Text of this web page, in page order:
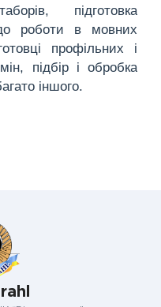
підготовка
до роботи в мовних
профільних і
підбір і обробка
іншого.